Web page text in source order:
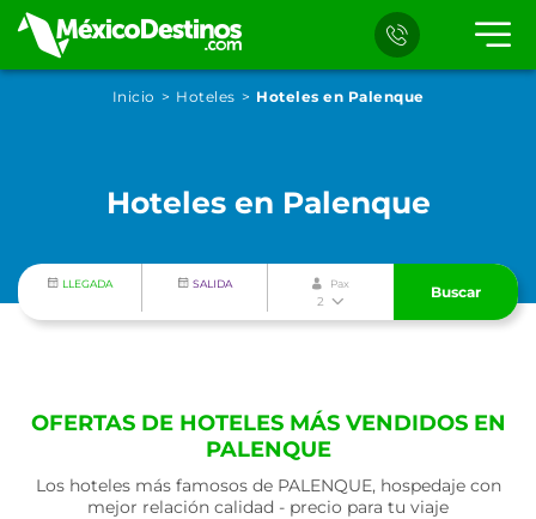
Inicio Hoteles Hoteles en Palenque
Hoteles en Palenque
LLEGADA SALIDA Pax
2
Buscar
OFERTAS DE HOTELES MÁS VENDIDOS EN
PALENQUE
Los hoteles más famosos de PALENQUE, hospedaje con
mejor relación calidad - precio para tu viaje